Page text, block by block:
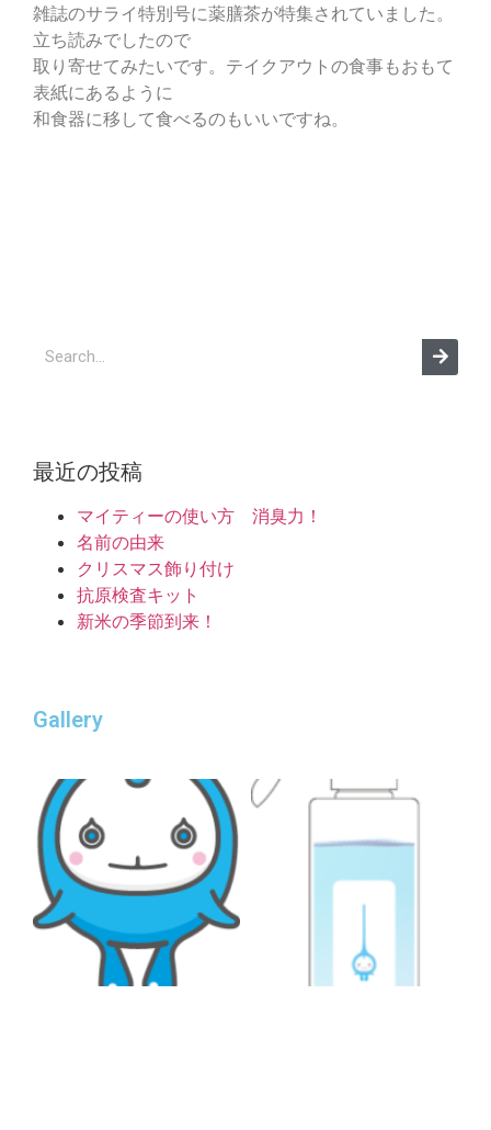
雑誌のサライ特別号に薬膳茶が特集されていました。
立ち読みでしたので
取り寄せてみたいです。テイクアウトの食事もおもて
表紙にあるように
和食器に移して食べるのもいいですね。
最近の投稿
マイティーの使い方 消臭力！
名前の由来
クリスマス飾り付け
抗原検査キット
新米の季節到来！
Gallery